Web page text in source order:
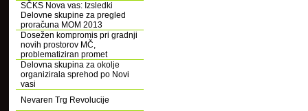
SČKS Nova vas: Izsledki
Delovne skupine za pregled
proračuna MOM 2013
Dosežen kompromis pri gradnji
novih prostorov MČ,
problematiziran promet
Delovna skupina za okolje
organizirala sprehod po Novi
vasi
Nevaren Trg Revolucije